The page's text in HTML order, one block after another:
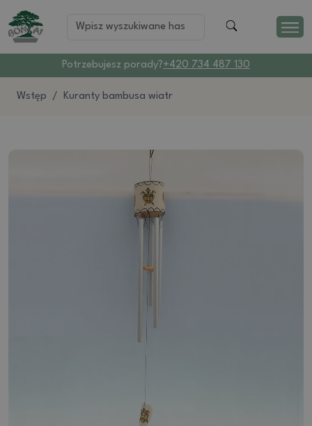
Potrzebujesz porady?+420 734 487 130
Wstęp Kuranty bambusa wiatr